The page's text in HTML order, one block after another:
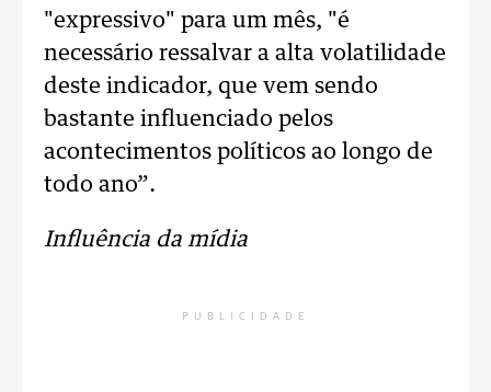
"expressivo" para um mês, "é
necessário ressalvar a alta volatilidade
deste indicador, que vem sendo
bastante influenciado pelos
acontecimentos políticos ao longo de
todo ano”.
Influência da mídia
PUBLICIDADE